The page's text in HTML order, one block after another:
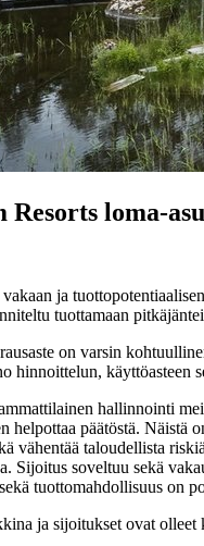
Resorts loma-
ja
tuottamaan
on varsin
hinnoittelun, käyttöasteen
hallinnointi
helpottaa päätöstä. Näistä
vähentää taloudellista
Sijoitus soveltuu sekä
sekä tuottomahdollisuus on
ja sijoitukset ovat